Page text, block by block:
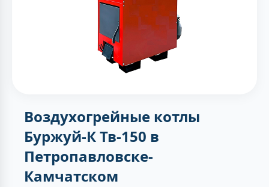
Воздухогрейные котлы
Буржуй-К Тв-150 в
Петропавловске-
Камчатском